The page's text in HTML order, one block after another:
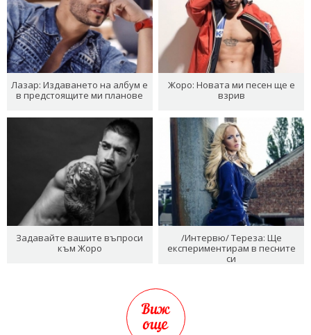
Лазар: Издаването на албум е
в предстоящите ми планове
Жоро: Новата ми песен ще е
взрив
Задавайте вашите въпроси
към Жоро
/Интервю/ Тереза: Ще
експериментирам в песните
си
Виж
още